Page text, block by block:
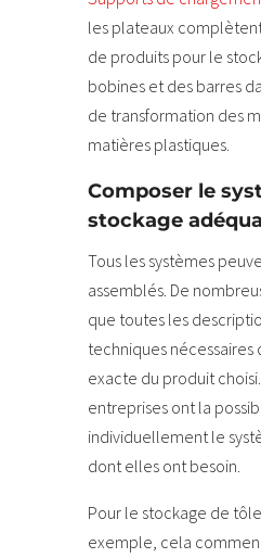
les plateaux
de produits pour le
bobines et des barres
de transformation des
matières plastiques.
Composer le
stockage
Tous les systèmes
assemblés. De
que toutes les
techniques
exacte du produit
entreprises ont la
individuellement le
dont elles ont besoin.
Pour le stockage de
exemple, cela